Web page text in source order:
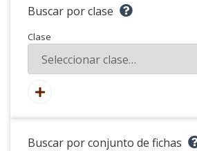
Buscar por clase
Clase
Buscar por conjunto de fichas